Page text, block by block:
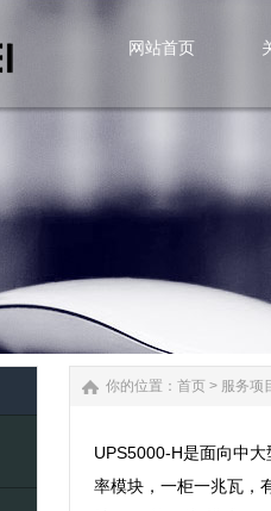
网站首页
你的位置： 首页 > 服务项
UPS5000-H是面向中
率模块，一柜一兆瓦，